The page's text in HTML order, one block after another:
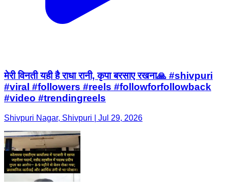
मेरी विनती यही है राधा रानी, कृपा बरसाए रखना🙏 #shivpuri
#viral #followers #reels #followforfollowback
#video #trendingreels
Shivpuri Nagar, Shivpuri | Jul 29, 2026